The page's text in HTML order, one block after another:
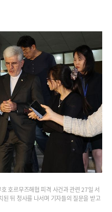
호르무즈해협 피격 사건과 관련 27일 서
뒤 청사를 나서며 기자들의 질문을 받고